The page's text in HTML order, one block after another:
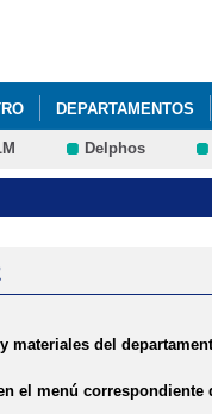
DEPARTAMENTOS
ESCOLAR:
Delphos
materiales del
el menú